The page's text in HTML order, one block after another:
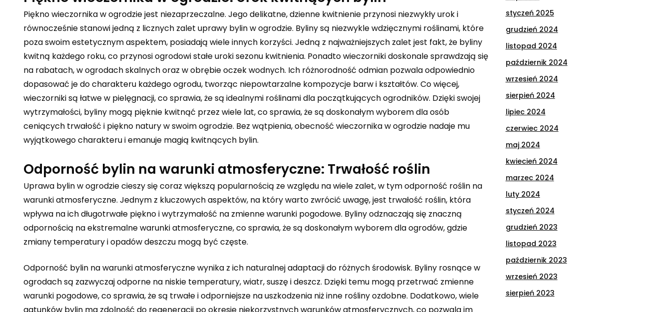
Piękno wieczornika w ogrodzie jest niezaprzeczalne. Jego delikatne, dzienne kwitnienie przynosi niezwykły urok i
równocześnie stanowi jedną z licznych zalet uprawy bylin w ogrodzie. Byliny są niezwykle wdzięcznymi roślinami, które
poza swoim estetycznym aspektem, posiadają wiele innych korzyści. Jedną z najważniejszych zalet jest fakt, że byliny
kwitną każdego roku, co przynosi ogrodowi stałe uroki sezonu kwitnienia. Ponadto wieczorniki doskonale sprawdzają się
na rabatach, w ogrodach skalnych oraz w obrębie oczek wodnych. Ich różnorodność odmian pozwala odpowiednio
dopasować je do charakteru każdego ogrodu, tworząc niepowtarzalne kompozycje barw i kształtów. Co więcej,
wieczorniki są łatwe w pielęgnacji, co sprawia, że są idealnymi roślinami dla początkujących ogrodników. Dzięki swojej
wytrzymałości, byliny mogą pięknie kwitnąć przez wiele lat, co sprawia, że są doskonałym wyborem dla osób
ceniących trwałość i piękno natury w swoim ogrodzie. Bez wątpienia, obecność wieczornika w ogrodzie nadaje mu
wyjątkowego charakteru i emanuje magią kwitnących bylin.
Odporność bylin na warunki atmosferyczne: Trwałość roślin
Uprawa bylin w ogrodzie cieszy się coraz większą popularnością ze względu na wiele zalet, w tym odporność roślin na
warunki atmosferyczne. Jednym z kluczowych aspektów, na który warto zwrócić uwagę, jest trwałość roślin, która
wpływa na ich długotrwałe piękno i wytrzymałość na zmienne warunki pogodowe. Byliny odznaczają się znaczną
odpornością na ekstremalne warunki atmosferyczne, co sprawia, że są doskonałym wyborem dla ogrodów, gdzie
zmiany temperatury i opadów deszczu mogą być częste.
Odporność bylin na warunki atmosferyczne wynika z ich naturalnej adaptacji do różnych środowisk. Byliny rosnące w
ogrodach są zazwyczaj odporne na niskie temperatury, wiatr, suszę i deszcz. Dzięki temu mogą przetrwać zmienne
warunki pogodowe, co sprawia, że są trwałe i odporniejsze na uszkodzenia niż inne rośliny ozdobne. Dodatkowo, wiele
gatunków bylin ma zdolność do regeneracji po okresie niekorzystnych warunków atmosferycznych, co pozwala im
styczeń 2025
grudzień 2024
listopad 2024
październik 2024
wrzesień 2024
sierpień 2024
lipiec 2024
czerwiec 2024
maj 2024
kwiecień 2024
marzec 2024
luty 2024
styczeń 2024
grudzień 2023
listopad 2023
październik 2023
wrzesień 2023
sierpień 2023